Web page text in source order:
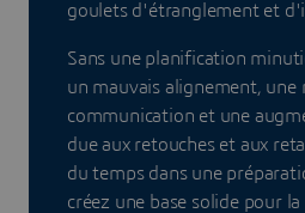
goulets d'étranglement et
Sans une planification
un mauvais alignement, une
communication et une
due aux retouches et aux
du temps dans une
créez une base solide pour